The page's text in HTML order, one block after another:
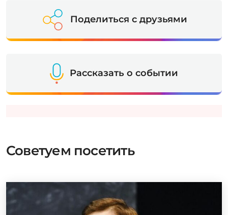
Поделиться с друзьями
Рассказать о событии
Советуем посетить